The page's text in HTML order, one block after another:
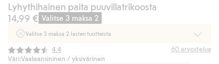
Lyhythihainen paita puuvillatrikoosta
14,99 € Valitse 3 maksa 2
Valitse 3 maksa 2 lasten tuotteista
Ei Newbie. Ostaessasi 2 tuotetta tai enemmän. Voimassa 3-16.8. asti
myymälässä ja verkossa. Ei voi yhdistää muihin alennuksiin tai tarjouksiin.
Keskimääräinen luokitus:
4.4 60 arvostelua
Väri:Vaaleansininen / yksivärinen